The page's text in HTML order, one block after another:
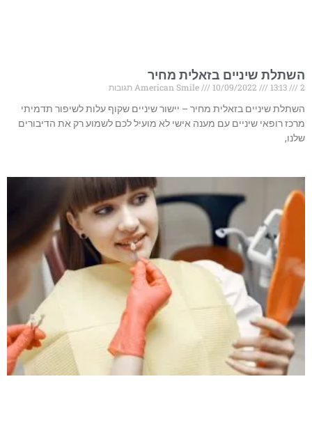
השתלת שיניים בזאלית מחיר
American Smile 10/09/2022 13:13
2 תגובות
השתלת שיניים בזאלית מחיר – יישור שיניים שקוף עלות לשיפור תדמיתי
מרכז רופאי שיניים עם מענה אישי לא מועיל לכם לשמוע רק את הדיבורים
שלנו,